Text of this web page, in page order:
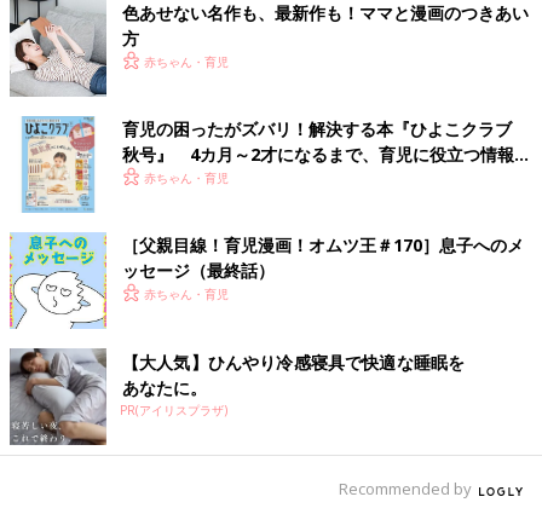
色あせない名作も、最新作も！ママと漫画のつきあい
方
赤ちゃん・育児
育児の困ったがズバリ！解決する本『ひよこクラブ
秋号』 4カ月～2才になるまで、育児に役立つ情報が
いっぱい！
赤ちゃん・育児
［父親目線！育児漫画！オムツ王＃170］息子へのメ
ッセージ（最終話）
赤ちゃん・育児
【大人気】ひんやり冷感寝具で快適な睡眠を
あなたに。
PR(アイリスプラザ)
Recommended by